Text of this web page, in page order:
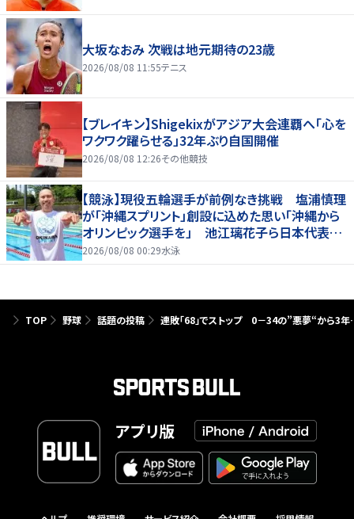
大坂なおみ 次戦は地元期待の23歳
2026/08/08 11:55テニス
【ブレイキン】Shigekixがアジア大会連覇へ「心を
ワクワク躍らせる」32年ぶり自国開催
2026/08/08 12:26その他競技
【競泳】現役五輪選手が前例なき挑戦 塩浦慎理
が「沖縄スプリント」創設に込めた思い「沖縄から
オリンピック選手を」 池江璃花子ら日本代表も
参戦
2026/08/08 00:29水泳
TOP 野球 話題の投稿 連敗「68」でストップ 0－34の”悪夢“から3
アプリ版